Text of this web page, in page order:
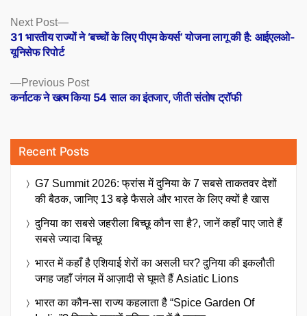
Posts
navigation
Previous PostPrevious
post:
कर्नाटक ने खत्म किया 54 साल का इंतजार, जीती संतोष ट्रॉफी
Next Post
Next
post:
31 भारतीय राज्यों ने ‘बच्चों के लिए पीएम केयर्स’ योजना लागू की है: आईएलओ-
यूनिसेफ रिपोर्ट
Recent Posts
G7 Summit 2026: फ्रांस में दुनिया के 7 सबसे ताकतवर देशों
की बैठक, जानिए 13 बड़े फैसले और भारत के लिए क्यों है खास
दुनिया का सबसे जहरीला बिच्छू कौन सा है?, जानें कहाँ पाए जाते हैं
सबसे ज्यादा बिच्छू
भारत में कहाँ है एशियाई शेरों का असली घर? दुनिया की इकलौती
जगह जहाँ जंगल में आज़ादी से घूमते हैं Asiatic Lions
भारत का कौन-सा राज्य कहलाता है “Spice Garden Of